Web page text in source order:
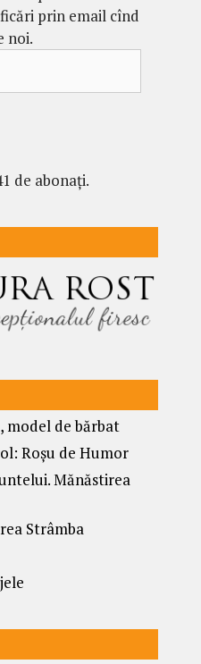
prin email cînd
noi.
de abonați.
model de bărbat
Roșu de Humor
Mănăstirea
Strâmba